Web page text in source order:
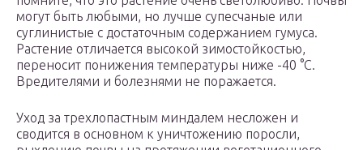
могут быть любыми, но лучше супесчаные или
суглинистые с достаточным содержанием гумуса.
Растение отличается высокой зимостойкостью,
переносит понижения температуры ниже -40 °С.
Вредителями и болезнями не поражается.
Уход за трехлопастным миндалем несложен и
сводится в основном к уничтожению поросли,